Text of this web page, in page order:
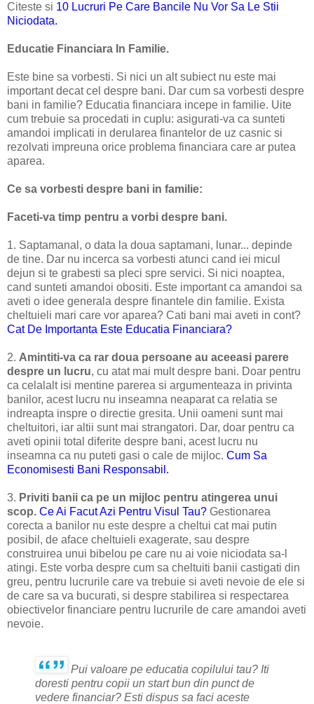
Citeste si 10 Lucruri Pe Care Bancile Nu Vor Sa Le Stii
Niciodata.
Educatie Financiara In Familie.
Este bine sa vorbesti. Si nici un alt subiect nu este mai
important decat cel despre bani. Dar cum sa vorbesti despre
bani in familie? Educatia financiara incepe in familie. Uite
cum trebuie sa procedati in cuplu: asigurati-va ca sunteti
amandoi implicati in derularea finantelor de uz casnic si
rezolvati impreuna orice problema financiara care ar putea
aparea.
Ce sa vorbesti despre bani in familie:
Faceti-va timp pentru a vorbi despre bani.
1. Saptamanal, o data la doua saptamani, lunar... depinde
de tine. Dar nu incerca sa vorbesti atunci cand iei micul
dejun si te grabesti sa pleci spre servici. Si nici noaptea,
cand sunteti amandoi obositi. Este important ca amandoi sa
aveti o idee generala despre finantele din familie. Exista
cheltuieli mari care vor aparea? Cati bani mai aveti in cont?
Cat De Importanta Este Educatia Financiara?
2. Amintiti-va ca rar doua persoane au aceeasi parere
despre un lucru, cu atat mai mult despre bani. Doar pentru
ca celalalt isi mentine parerea si argumenteaza in privinta
banilor, acest lucru nu inseamna neaparat ca relatia se
indreapta inspre o directie gresita. Unii oameni sunt mai
cheltuitori, iar altii sunt mai strangatori. Dar, doar pentru ca
aveti opinii total diferite despre bani, acest lucru nu
inseamna ca nu puteti gasi o cale de mijloc. Cum Sa
Economisesti Bani Responsabil.
3. Priviti banii ca pe un mijloc pentru atingerea unui
scop. Ce Ai Facut Azi Pentru Visul Tau? Gestionarea
corecta a banilor nu este despre a cheltui cat mai putin
posibil, de aface cheltuieli exagerate, sau despre
construirea unui bibelou pe care nu ai voie niciodata sa-l
atingi. Este vorba despre cum sa cheltuiti banii castigati din
greu, pentru lucrurile care va trebuie si aveti nevoie de ele si
de care sa va bucurati, si despre stabilirea si respectarea
obiectivelor financiare pentru lucrurile de care amandoi aveti
nevoie.
Pui valoare pe educatia copilului tau? Iti
doresti pentru copii un start bun din punct de
vedere financiar? Esti dispus sa faci aceste